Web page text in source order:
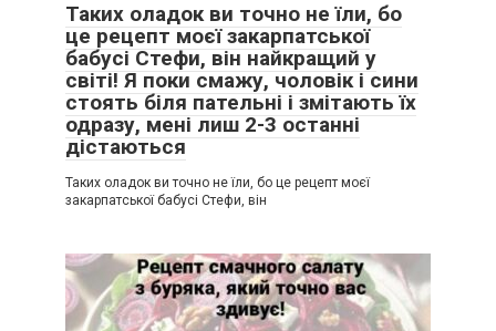
Таких оладок ви точно не їли, бо
це рецепт моєї закарпатської
бабусі Стефи, він найкращий у
світі! Я поки смажу, чоловік і сини
стоять біля пательні і змітають їх
одразу, мені лиш 2-3 останні
дістаються
Таких оладок ви точно не їли, бо це рецепт моєї
закарпатської бабусі Стефи, він